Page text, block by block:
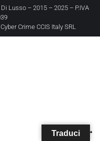
Lusso– 2015 – 2025 – P.IVA
Cyber Crime CCIS Italy SRL
Traduci